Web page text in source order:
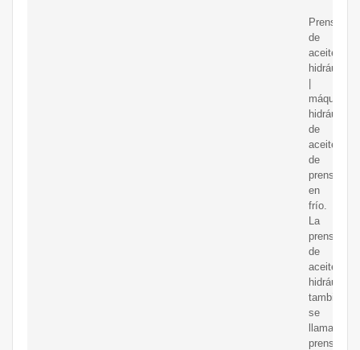
Prensa
de
aceite
hidráulica
máquina
hidráulica
de
aceite
de
prensa
en
frío.
La
prensa
de
aceite
hidráulico
también
se
llama
prensa